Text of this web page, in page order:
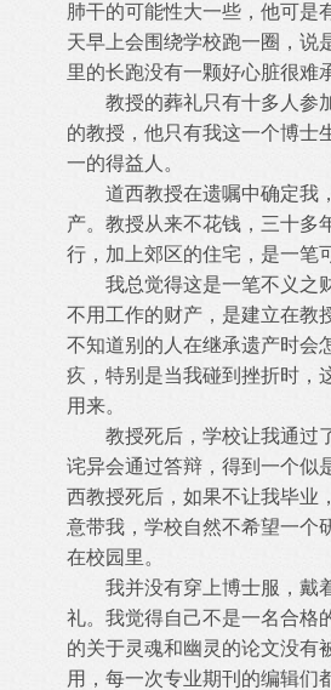
肺干的可能性大一些，他可是
天早上会围绕学校跑一圈，说
里的长跑没有一颗好心脏很难
教授的葬礼只有十多人参
的教授，他只有我这一个博士
一的得益人。
道西教授在遗嘱中确定我
产。教授从来不花钱，三十多
行，加上郊区的住宅，是一笔
我总觉得这是一笔不义之
不用工作的财产，是建立在教
不知道别的人在继承遗产时会
疚，特别是当我碰到挫折时，
用来。
教授死后，学校让我通过
诧异会通过答辩，得到一个似
西教授死后，如果不让我毕业
意带我，学校自然不希望一个
在校园里。
我并没有穿上博士服，戴
礼。我觉得自己不是一名合格
的关于灵魂和幽灵的论文没有
用，每一次专业期刊的编辑们